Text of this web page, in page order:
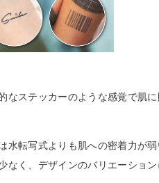
なステッカーのような感覚で肌
水転写式よりも肌への密着力が
なく、デザインのバリエーション